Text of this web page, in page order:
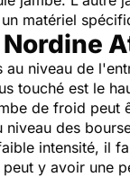
matériel
au niveau de
touché est le
de froid
niveau des
intensité, il
y avoir une